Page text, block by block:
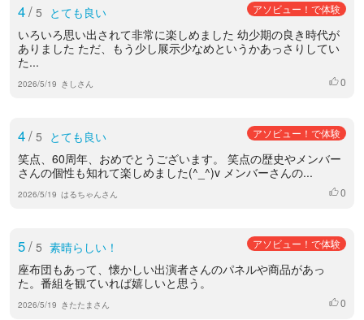
4/ 5 とても良い アソビュー！で体験
いろいろ思い出されて非常に楽しめました 幼少期の良き時代が
ありました ただ、もう少し展示少なめというかあっさりしてい
た...
2026/5/19 きしさん いいね
0
4/ 5 とても良い アソビュー！で体験
笑点、60周年、おめでとうございます。 笑点の歴史やメンバー
さんの個性も知れて楽しめました(^_^)v メンバーさんの...
2026/5/19 はるちゃんさん いいね
0
5/ 5 素晴らしい！ アソビュー！で体験
座布団もあって、懐かしい出演者さんのパネルや商品があっ
た。番組を観ていれば嬉しいと思う。
2026/5/19 きたたまさん いいね
0